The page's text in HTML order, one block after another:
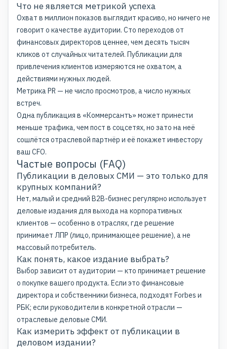
Что не является метрикой успеха
Охват в миллион показов выглядит красиво, но ничего не
говорит о качестве аудитории. Сто переходов от
финансовых директоров ценнее, чем десять тысяч
кликов от случайных читателей. Публикации для
привлечения клиентов измеряются не охватом, а
действиями нужных людей.
Метрика PR — не число просмотров, а число нужных
встреч.
Одна публикация в «Коммерсантъ» может принести
меньше трафика, чем пост в соцсетях, но зато на неё
сошлётся отраслевой партнёр и её покажет инвестору
ваш CFO.
Частые вопросы (FAQ)
Публикации в деловых СМИ — это только для
крупных компаний?
Нет, малый и средний B2B-бизнес регулярно использует
деловые издания для выхода на корпоративных
клиентов — особенно в отраслях, где решение
принимает ЛПР (лицо, принимающее решение), а не
массовый потребитель.
Как понять, какое издание выбрать?
Выбор зависит от аудитории — кто принимает решение
о покупке вашего продукта. Если это финансовые
директора и собственники бизнеса, подходят Forbes и
РБК; если руководители в конкретной отрасли —
отраслевые деловые СМИ.
Как измерить эффект от публикации в
деловом издании?